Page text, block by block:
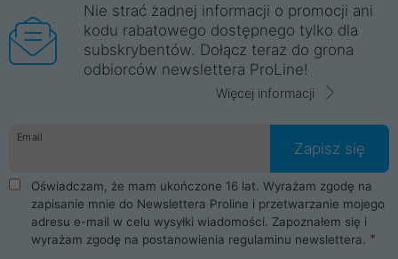
Nie strać żadnej informacji o promocji ani
kodu rabatowego dostępnego tylko dla
subskrybentów. Dołącz teraz do grona
odbiorców newslettera ProLine!
Więcej informacji
Email
Zapisz się
Oświadczam, że mam ukończone 16 lat. Wyrażam zgodę na
zapisanie mnie do Newslettera Proline i przetwarzanie mojego
adresu e-mail w celu wysyłki wiadomości. Zapoznałem się i
wyrażam zgodę na postanowienia regulaminu newslettera.